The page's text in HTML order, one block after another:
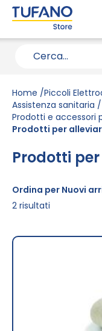
Home Piccoli
Assistenza sanitaria
Prodotti e accessori
Prodotti per
Prodotti
Ordina per Nuovi
2 risultati